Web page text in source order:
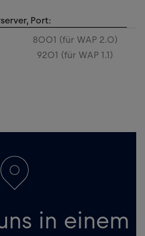
Port:
8001 (für WAP 2.0)
9201 (für WAP 1.1)
in einem